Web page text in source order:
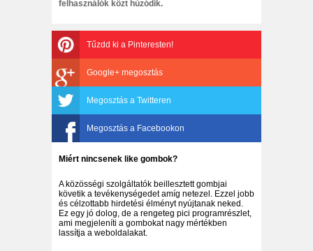
felhasználók közt húzódik.
Tűzdd ki a Pinteresten!
Google+ megosztás
Megosztás a Twitteren
Megosztás a Facebookon
Miért nincsenek like gombok?
A közösségi szolgáltatók beillesztett gombjai
követik a tevékenységedet amíg netezel. Ezzel jobb
és célzottabb hirdetési élményt nyújtanak neked.
Ez egy jó dolog, de a rengeteg pici programrészlet,
ami megjeleníti a gombokat nagy mértékben
lassítja a weboldalakat.